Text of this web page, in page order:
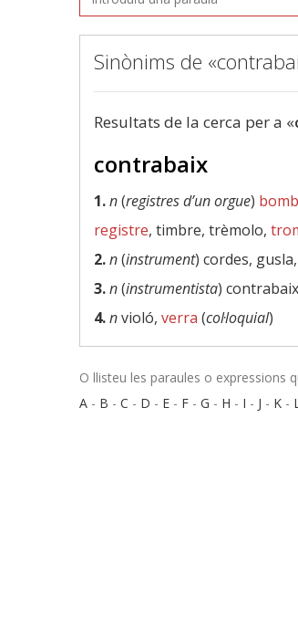
Sinònims de
Resultats de la cerca per a «
contrabaix
1.n(registres d’un orgue)
registre, timbre, trèmolo,
2.n(instrument) cordes,
3.n(instrumentista)
4.nvioló, verra (col·loquial)
O llisteu les paraules o expressions
A - B - C - D - E - F - G - H - I - J - K -